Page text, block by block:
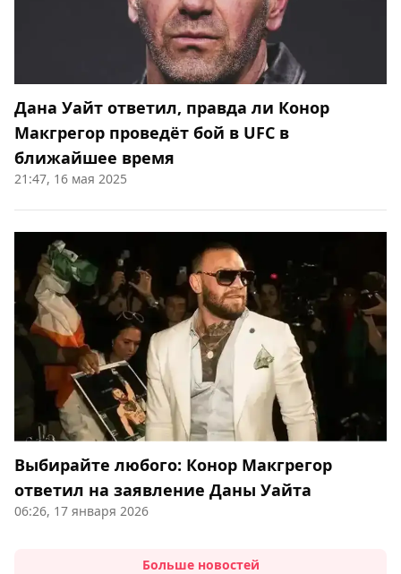
Дана Уайт ответил, правда ли Конор
Макгрегор проведёт бой в UFC в
ближайшее время
21:47, 16 мая 2025
Выбирайте любого: Конор Макгрегор
ответил на заявление Даны Уайта
06:26, 17 января 2026
Больше новостей